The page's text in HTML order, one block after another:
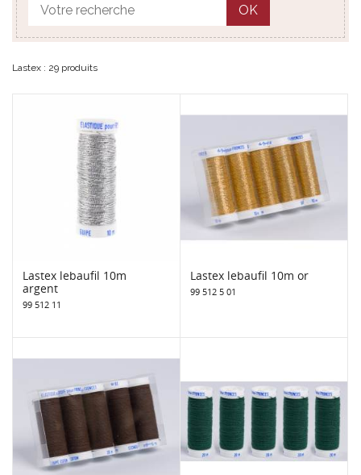
OK
Lastex : 29 produits
Lastex lebaufil 10m
argent
99 512 11
Lastex lebaufil 10m or
99 512 5 01